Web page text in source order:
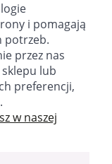
« 1
750 (9.00-17.00)
i pomagają
potrzeb.
przez nas
lub
preferencji,
w naszej